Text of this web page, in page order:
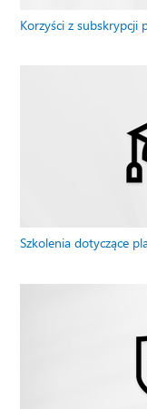
Korzyści z
Szkolenia dotyczące